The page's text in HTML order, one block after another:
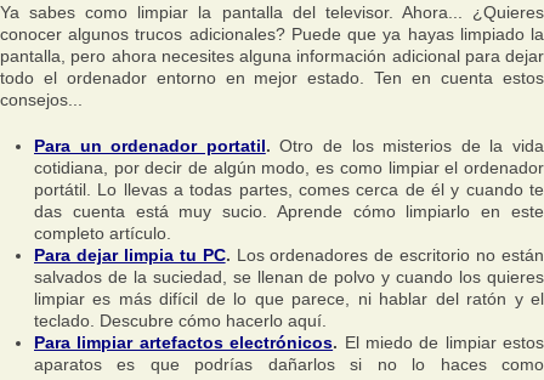
Ya sabes como limpiar la pantalla del televisor. Ahora... ¿Quieres
conocer algunos trucos adicionales? Puede que ya hayas limpiado la
pantalla, pero ahora necesites alguna información adicional para dejar
todo el ordenador entorno en mejor estado. Ten en cuenta estos
consejos...
Para un ordenador portatil. Otro de los misterios de la vida
cotidiana, por decir de algún modo, es como limpiar el ordenador
portátil. Lo llevas a todas partes, comes cerca de él y cuando te
das cuenta está muy sucio. Aprende cómo limpiarlo en este
completo artículo.
Para dejar limpia tu PC. Los ordenadores de escritorio no están
salvados de la suciedad, se llenan de polvo y cuando los quieres
limpiar es más difícil de lo que parece, ni hablar del ratón y el
teclado. Descubre cómo hacerlo aquí.
Para limpiar artefactos electrónicos. El miedo de limpiar estos
aparatos es que podrías dañarlos si no lo haces como